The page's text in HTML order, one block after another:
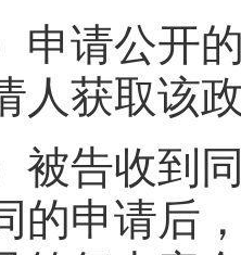
请公开的
人获取该
告收到同
的申请后